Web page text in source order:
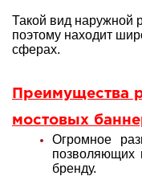
Такой вид наружной
поэтому находит
сферах.
Преимущества
мостовых
Огромное
позволяющих
бренду.